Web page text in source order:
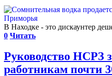
В Находке - это дискаунтер
0 Читать
Руководство НСРЗ
работникам почти